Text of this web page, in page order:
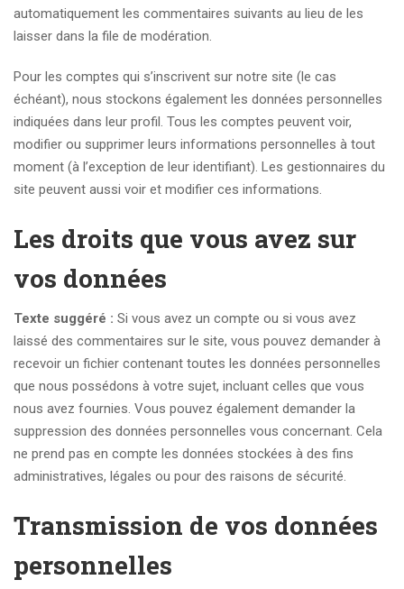
automatiquement les commentaires suivants au lieu de les
laisser dans la file de modération.
Pour les comptes qui s’inscrivent sur notre site (le cas
échéant), nous stockons également les données personnelles
indiquées dans leur profil. Tous les comptes peuvent voir,
modifier ou supprimer leurs informations personnelles à tout
moment (à l’exception de leur identifiant). Les gestionnaires du
site peuvent aussi voir et modifier ces informations.
Les droits que vous avez sur
vos données
Texte suggéré : Si vous avez un compte ou si vous avez
laissé des commentaires sur le site, vous pouvez demander à
recevoir un fichier contenant toutes les données personnelles
que nous possédons à votre sujet, incluant celles que vous
nous avez fournies. Vous pouvez également demander la
suppression des données personnelles vous concernant. Cela
ne prend pas en compte les données stockées à des fins
administratives, légales ou pour des raisons de sécurité.
Transmission de vos données
personnelles